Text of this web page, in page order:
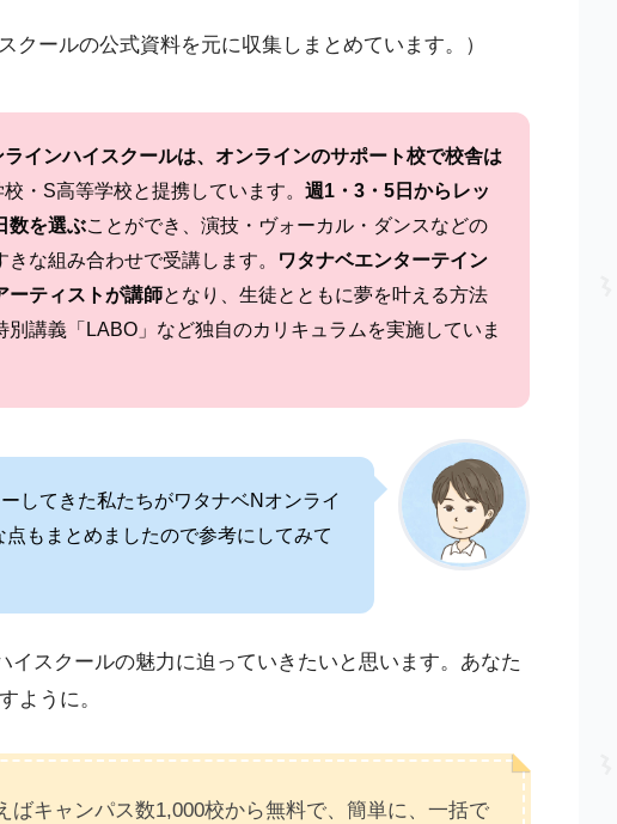
クールの公式資料を元に収集しまとめています。）
インハイスクールは、オンラインのサポート校で校舎は
校・S高等学校と提携しています。 週1・3・5日からレッ
数を選ぶことができ、演技・ヴォーカル・ダンスなどの
な組み合わせで受講します。
ワタナベエンターテイン
ーティストが講師となり、生徒とともに夢を叶える方法
別講義「LABO」など独自のカリキュラムを実施していま
してきた私たちがワタナベNオンライ
もまとめましたので参考にしてみて
イスクールの魅力に迫っていきたいと思います。あなた
ように。
ばキャンパス数1,000校から無料で、簡単に、一括で